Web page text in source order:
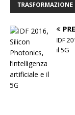
TRASFORMAZIONE
IDF
il 5G